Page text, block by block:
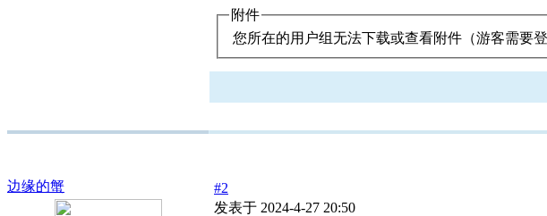
附件
您所在的用户组无法下载或查看附件（游客需要登
边缘的蟹
#2
发表于 2024-4-27 20:50